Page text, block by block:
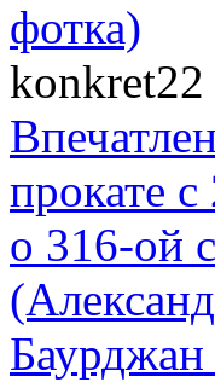
фотка)
konkret22
прокате
о 316-ой